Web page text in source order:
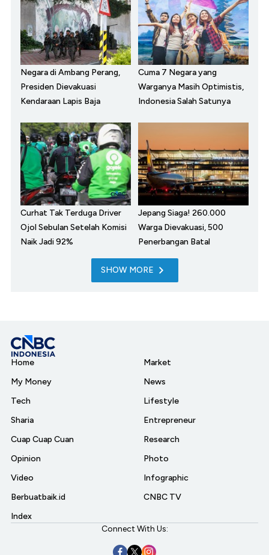
Negara di Ambang Perang,
Presiden Dievakuasi
Kendaraan Lapis Baja
Cuma 7 Negara yang
Warganya Masih Optimistis,
Indonesia Salah Satunya
Curhat Tak Terduga Driver
Ojol Sebulan Setelah Komisi
Naik Jadi 92%
Jepang Siaga! 260.000
Warga Dievakuasi, 500
Penerbangan Batal
SHOW MORE
Home
My Money
Tech
Sharia
Cuap Cuap Cuan
Opinion
Video
Berbuatbaik.id
Index
Market
News
Lifestyle
Entrepreneur
Research
Photo
Infographic
CNBC TV
Connect With Us: